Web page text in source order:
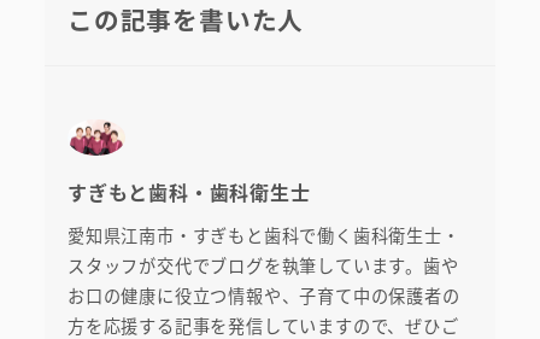
この記事を書いた人
すぎもと歯科・歯科衛生士
愛知県江南市・すぎもと歯科で働く歯科衛生士・
スタッフが交代でブログを執筆しています。歯や
お口の健康に役立つ情報や、子育て中の保護者の
方を応援する記事を発信していますので、ぜひご